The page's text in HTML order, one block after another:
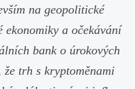
na geopolitické
ekonomiky a očekávání
bank o úrokových
trh s kryptoměnami